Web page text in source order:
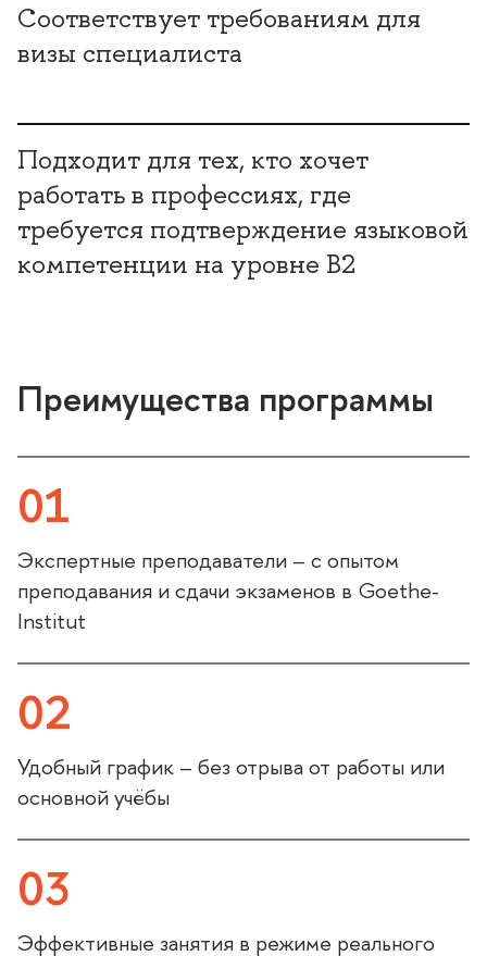
Соответствует требованиям для
изы специалиста
Подходит для тех, кто хочет
работать в профессиях, где
требуется подтверждение языковой
компетенции на уровне B2
Преимущества программы
01
Экспертные преподаватели – с опытом
преподавания и сдачи экзаменов в Goethe-
Institut
02
Удобный график – без отрыва от работы или
основной учёбы
03
Эффективные занятия в режиме реального